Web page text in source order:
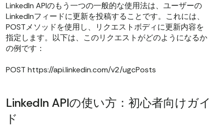
LinkedIn APIのもう一つの一般的な使用法は、ユーザーの
LinkedInフィードに更新を投稿することです。これには、
POSTメソッドを使用し、リクエストボディに更新内容を
指定します。以下は、このリクエストがどのようになるか
の例です：
POST https://api.linkedin.com/v2/ugcPosts
LinkedIn APIの使い方：初心者向けガイ
ド